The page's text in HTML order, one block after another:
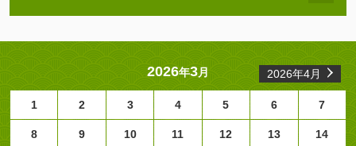
2026年3月 2026年4月
1 2 3 4 5 6 7
8 9 10 11 12 13 14